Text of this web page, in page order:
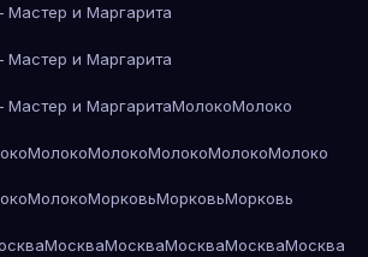
и Маргарита
и Маргарита
и МаргаритаМолокоМолоко
МолокоМолокоМолокоМолокоМолоко
МолокоМорковьМорковьМорковь
МоскваМоскваМоскваМоскваМосква